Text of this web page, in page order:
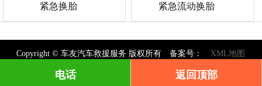
紧急换胎 紧急流动换胎
Copyright © 车友汽车救援服务 版权所有 备案号： XML地图
电话 返回顶部